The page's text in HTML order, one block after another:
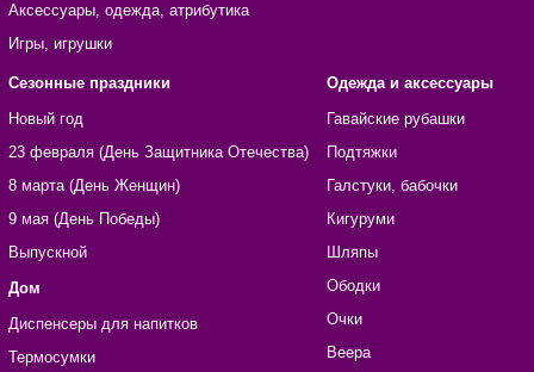
Аксессуары, одежда, атрибутика
Игры, игрушки
Сезонные праздники
Новый год
23 февраля (День Защитника Отечества)
8 марта (День Женщин)
9 мая (День Победы)
Выпускной
Дом
Диспенсеры для напитков
Термосумки
Одежда и аксессуары
Гавайские рубашки
Подтяжки
Галстуки, бабочки
Кигуруми
Шляпы
Ободки
Очки
Веера